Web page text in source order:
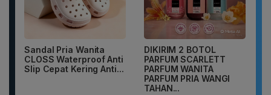
Sandal Pria Wanita
CLOSS Waterproof Anti
Slip Cepat Kering Anti...
DIKIRIM 2 BOTOL
PARFUM SCARLETT
PARFUM WANITA
PARFUM PRIA WANGI
TAHAN...